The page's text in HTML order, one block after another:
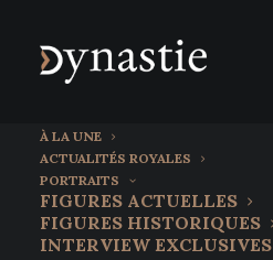
À LA UNE
ACTUALITÉS ROYALES
PORTRAITS
FIGURES ACTUELLES
FIGURES HISTORIQUES
INTERVIEW EXCLUSIVES